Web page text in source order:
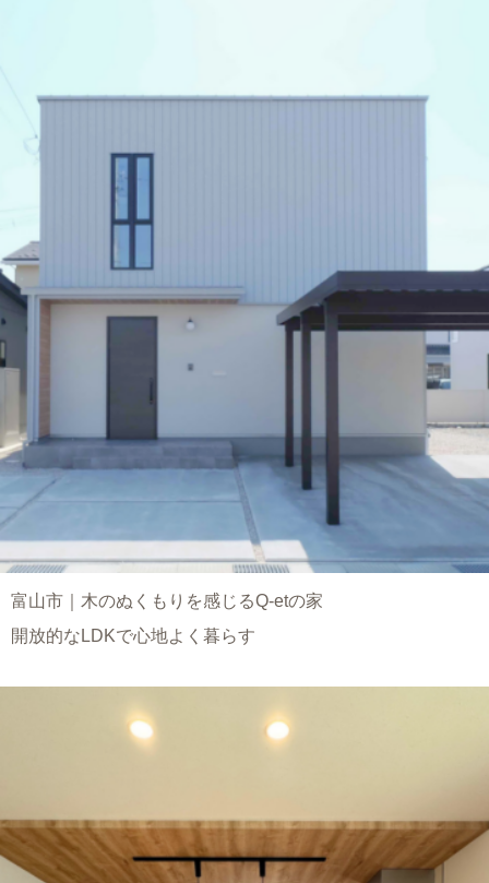
富山市｜木のぬくもりを感じるQ-etの家
開放的なLDKで心地よく暮らす